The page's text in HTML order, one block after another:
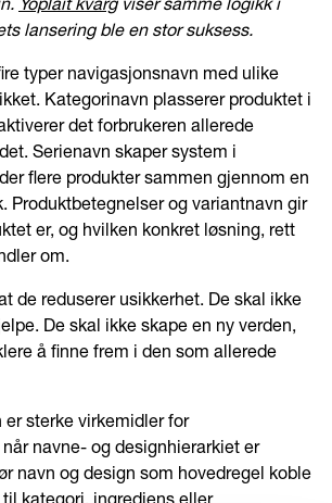
Yoplait kvargviser samme logikk i
lansering ble en stor suksess.
typer navigasjonsnavn med ulike
Kategorinavn plasserer produktet i
det forbrukeren allerede
Serienavn skaper system i
flere produkter sammen gjennom en
Produktbetegnelser og variantnavn gir
er, og hvilken konkret løsning, rett
om.
de reduserer usikkerhet. De skal ikke
De skal ikke skape en ny verden,
å finne frem i den som allerede
er sterke virkemidler for
navne- og designhierarkiet er
navn og design som hovedregel koble